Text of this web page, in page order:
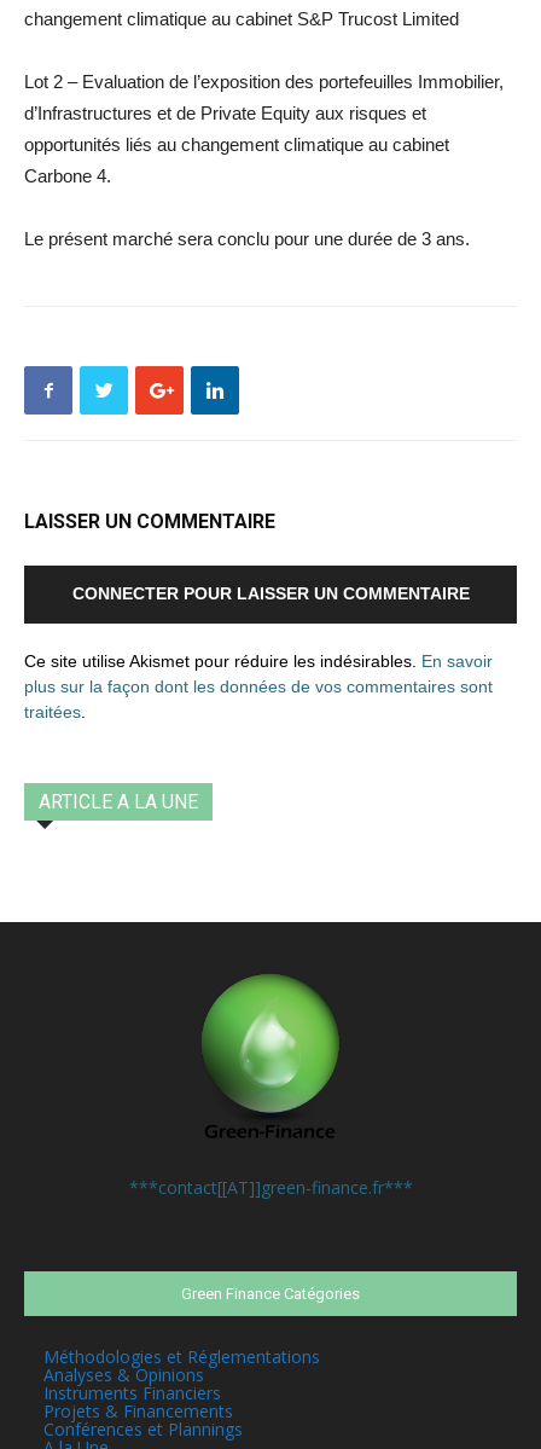
changement climatique au cabinet S&P Trucost Limited
Lot 2 – Evaluation de l’exposition des portefeuilles Immobilier,
d’Infrastructures et de Private Equity aux risques et
opportunités liés au changement climatique au cabinet
Carbone 4.
Le présent marché sera conclu pour une durée de 3 ans.
LAISSER UN COMMENTAIRE
CONNECTER POUR LAISSER UN COMMENTAIRE
Ce site utilise Akismet pour réduire les indésirables. En savoir
plus sur la façon dont les données de vos commentaires sont
traitées
ARTICLE A LA UNE
***contact[[AT]]green-finance.fr***
Green Finance Catégories
Méthodologies et Réglementations
Analyses & Opinions
Instruments Financiers
Projets & Financements
Conférences et Plannings